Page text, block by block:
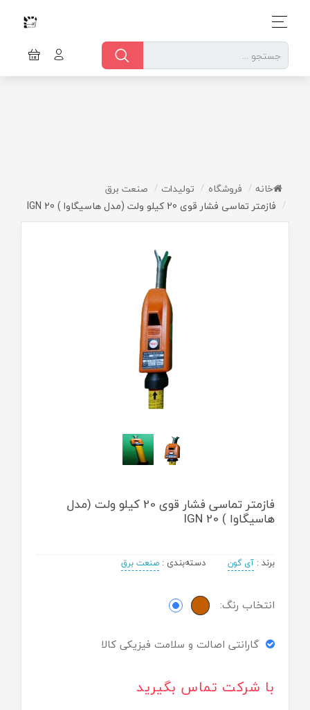
خانه فروشگاه تولیدات
صنعت برق
فازمتر تماسی فشار قوی 20 کیلو ولت (مدل هاسیگاوا ) IGN 20
فازمتر تماسی فشار قوی 20 کیلو ولت (مدل
هاسیگاوا ) IGN 20
برند: آی گون دسته‌بندی : صنعت برق
انتخاب رنگ:
گارانتی اصالت و سلامت فیزیکی کالا
با شرکت تماس بگیرید